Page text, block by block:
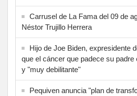
Carrusel de La Fama del 09 de
Néstor Trujillo Herrera
Hijo de Joe Biden, expresidente
que el cáncer que padece su
y "muy debilitante"
Pequiven anuncia "plan de